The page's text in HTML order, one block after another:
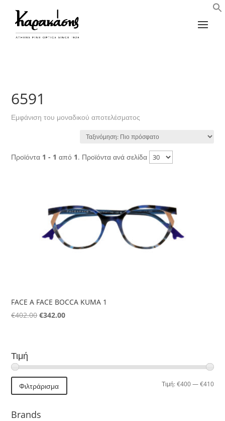
6591
Εμφάνιση του μοναδικού αποτελέσματος
Προϊόντα 1 - 1 από 1. Προϊόντα ανά σελίδα
FACE A FACE BOCCA KUMA 1
€402.00Original
€342.00Η
Τιμή
Φιλτράρισμα Τιμή:€400—€410
Brands